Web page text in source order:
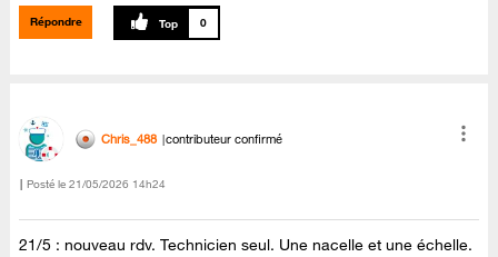
Répondre 0
Chris_488 contributeur confirmé
Posté le ‎21/05/2026 14h24
21/5 : nouveau rdv. Technicien seul. Une nacelle et une échelle.